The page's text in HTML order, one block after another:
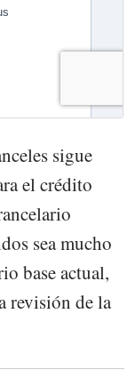
sigue
el crédito
sea mucho
base actual,
revisión de la